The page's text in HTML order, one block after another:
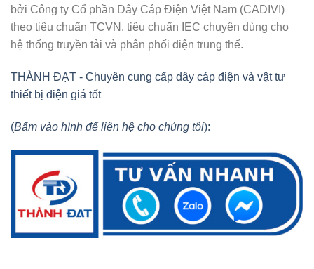
bởi Công ty Cổ phần Dây Cáp Điện Việt Nam (CADIVI)
theo tiêu chuẩn TCVN, tiêu chuẩn IEC chuyên dùng cho
hệ thống truyền tải và phân phối điện trung thế.
THÀNH ĐẠT - Chuyên cung cấp dây cáp điện và vật tư
thiết bị điện giá tốt
(Bấm vào hình để liên hệ cho chúng tôi):